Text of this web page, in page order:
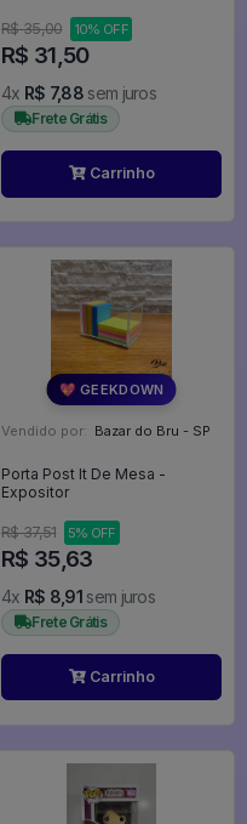
R$ 35,00
10% OFF
R$ 31,50
4x R$ 7,88 sem juros
Frete Grátis
Carrinho
💖 GEEKDOWN
Vendido por: Bazar do Bru - SP
Porta Post It De Mesa -
Expositor
R$ 37,51 5% OFF
R$ 35,63
4x R$ 8,91 sem juros
Frete Grátis
Carrinho